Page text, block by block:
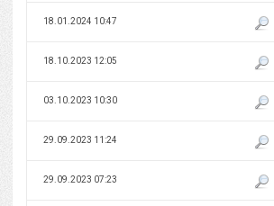
18.01.2024 10:47
18.10.2023 12:05
03.10.2023 10:30
29.09.2023 11:24
29.09.2023 07:23